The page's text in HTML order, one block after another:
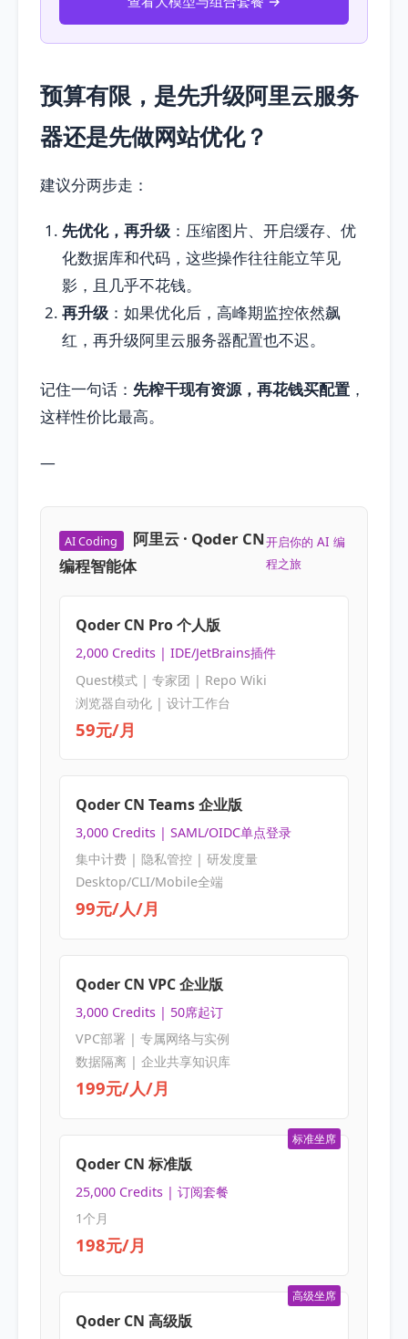
预算有限，是先升级阿里云服务
器还是先做网站优化？
建议分两步走：
先优化，再升级 ：压缩图片、开启缓存、优
化数据库和代码，这些操作往往能立竿见
影，且几乎不花钱。
再升级 ：如果优化后，高峰期监控依然飙
红，再升级阿里云服务器配置也不迟。
记住一句话： 先榨干现有资源，再花钱买配置 ，
这样性价比最高。
—
AI Coding
阿里云 · Qoder CN
编程智能体
开启你的 AI 编
程之旅
Qoder CN Pro 个人版
2,000 Credits | IDE/JetBrains插件
Quest模式 | 专家团 | Repo Wiki
浏览器自动化 | 设计工作台
59元/月
Qoder CN Teams 企业版
3,000 Credits | SAML/OIDC单点登录
集中计费 | 隐私管控 | 研发度量
Desktop/CLI/Mobile全端
99元/人/月
Qoder CN VPC 企业版
3,000 Credits | 50席起订
VPC部署 | 专属网络与实例
数据隔离 | 企业共享知识库
199元/人/月
标准坐席
Qoder CN 标准版
25,000 Credits | 订阅套餐
1个月
198元/月
高级坐席
Qoder CN 高级版